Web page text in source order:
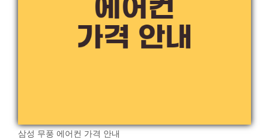
삼성 무풍 에어컨 가격 안내